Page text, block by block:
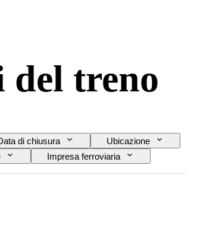
del treno
di chiusura
Ubicazione
Impresa ferroviaria